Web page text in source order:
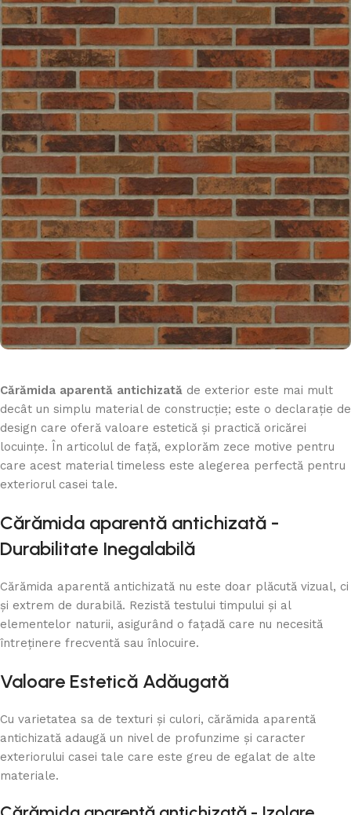
Cărămida aparentă antichizată de exterior este mai mult
decât un simplu material de construcție; este o declarație de
design care oferă valoare estetică și practică oricărei
locuințe. În articolul de față, explorăm zece motive pentru
care acest material timeless este alegerea perfectă pentru
exteriorul casei tale.
Cărămida aparentă antichizată -
Durabilitate Inegalabilă
Cărămida aparentă antichizată nu este doar plăcută vizual, ci
și extrem de durabilă. Rezistă testului timpului și al
elementelor naturii, asigurând o fațadă care nu necesită
întreținere frecventă sau înlocuire.
Valoare Estetică Adăugată
Cu varietatea sa de texturi și culori, cărămida aparentă
antichizată adaugă un nivel de profunzime și caracter
exteriorului casei tale care este greu de egalat de alte
materiale.